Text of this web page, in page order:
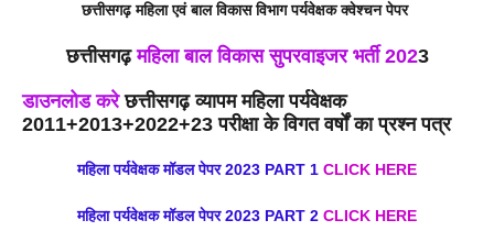
छत्तीसगढ़ महिला एवं बाल विकास विभाग पर्यवेक्षक क्वेश्चन पेपर
छत्तीसगढ़ महिला बाल विकास सुपरवाइजर भर्ती 2023
डाउनलोड करे छत्तीसगढ़ व्यापममहिलापर्यवेक्षक
2011+2013+2022+23 परीक्षाकेविगत वर्षोंका प्रश्न पत्र
महिला पर्यवेक्षक मॉडल पेपर 2023 PART 1 CLICK HERE
महिला पर्यवेक्षक मॉडल पेपर 2023 PART 2 CLICK HERE